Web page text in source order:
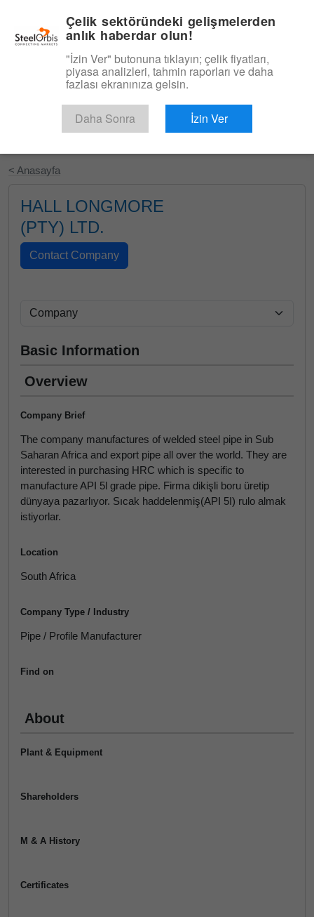
Ücretsiz Deneyin
< Anasayfa
HALL LONGMORE
(PTY) LTD.
Basic Information
Overview
Company Brief
The company manufactures of welded steel pipe in Sub
Saharan Africa and export pipe all over the world. They are
interested in purchasing HRC which is specific to
manufacture API 5l grade pipe. Firma dikişli boru üretip
dünyaya pazarlıyor. Sıcak haddelenmiş(API 5I) rulo almak
istiyorlar.
Location
South Africa
Company Type / Industry
Pipe / Profile Manufacturer
Find on
About
Plant & Equipment
Shareholders
M & A History
Certificates
Çelik sektöründeki gelişmelerden
anlık haberdar olun!
"İzin Ver" butonuna tıklayın; çelik fiyatları,
piyasa analizleri, tahmin raporları ve daha
fazlası ekranınıza gelsin.
Daha Sonra İzin Ver